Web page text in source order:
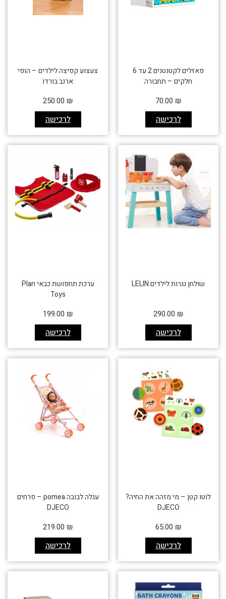
פאזלים לקטנטנים 2 עד 6
חלקים – תחבורה
לרכישה
70.00 ₪
צעצוע קפיצה לילדים – הופי
ארנב בורדו
לרכישה
250.00 ₪
שולחן נגרות לילדים LELIN
לרכישה
290.00 ₪
ערכת תחפושת כבאי Plan
Toys
לרכישה
199.00 ₪
לוטו קטן – מי מזהה את החיה?
DJECO
לרכישה
65.00 ₪
עגלה לבובה pomea – פרחים
DJECO
לרכישה
219.00 ₪